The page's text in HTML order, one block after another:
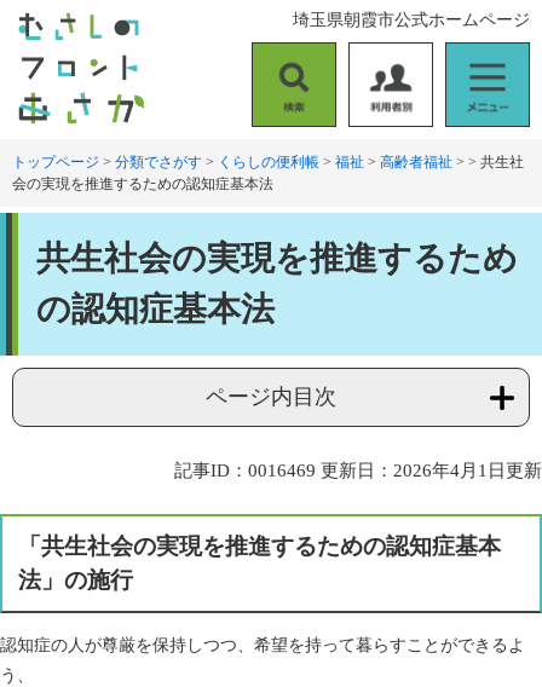
す
。
し
て
索
用
者
ニ
ュ
埼玉県朝霞市公式ホームページ
トップページ > 分類でさがす > くらしの便利帳 > 福祉 > 高齢者福祉 > > 共生社
会の実現を推進するための認知症基本法
共生社会の実現を推進するため
の認知症基本法
ページ内目次
記事ID：0016469 更新日：2026年4月1日更新
「共生社会の実現を推進するための認知症基本
法」の施行
認知症の人が尊厳を保持しつつ、希望を持って暮らすことができるよ
う、